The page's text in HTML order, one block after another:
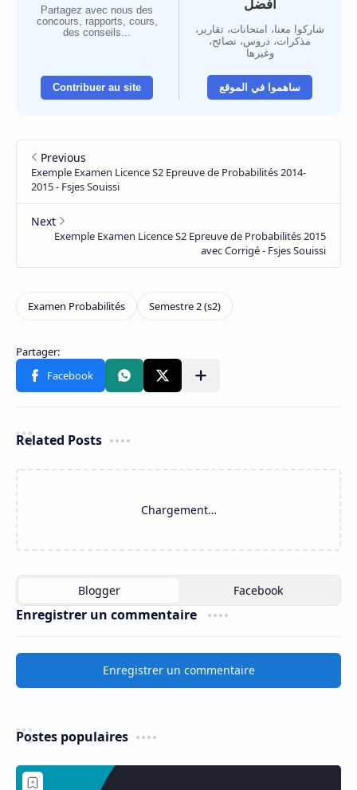
Partagez avec nous des
concours, rapports, cours,
des conseils...
Contribuer au site
شاركوا معنا، امتحانات، تقارير،
مذكرات، دروس، نصائح،
وغيرها
ساهموا في الموقع
Related Posts
Chargement…
Enregistrer un commentaire
Enregistrer un commentaire
Postes populaires